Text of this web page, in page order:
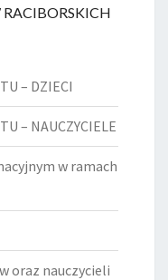
RACIBORSKICH
– DZIECI
– NAUCZYCIELE
w ramach
oraz nauczycieli